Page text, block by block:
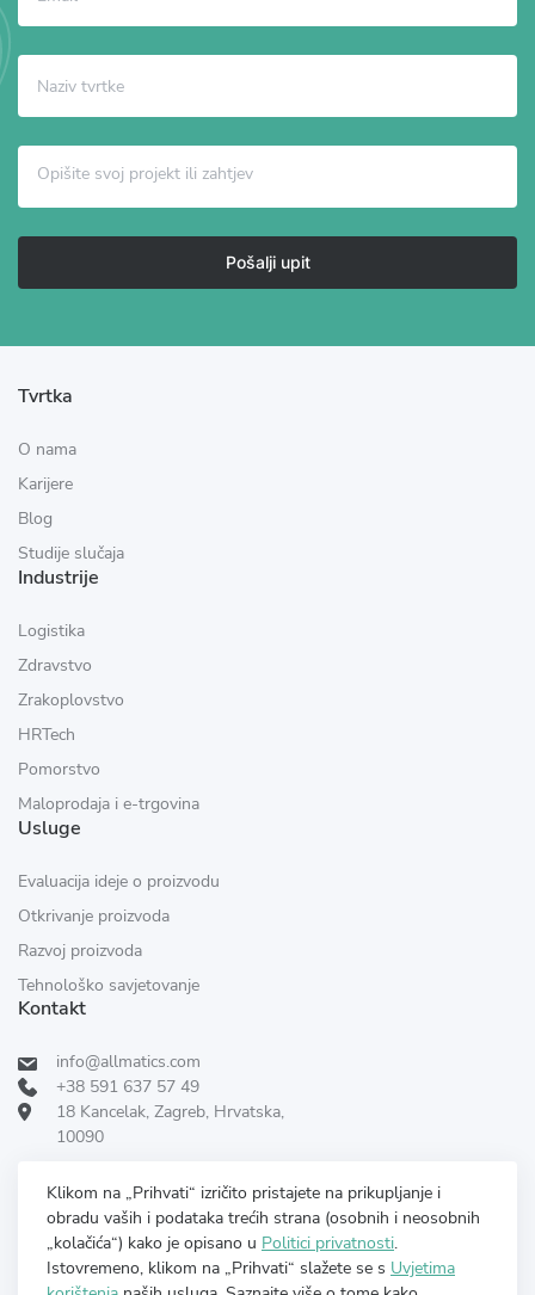
Klikom na „Prihvati“ izričito pristajete na prikupljanje i
obradu vaših i podataka trećih strana (osobnih i neosobnih
„kolačića“) kako je opisano u Politici privatnosti.
Istovremeno, klikom na „Prihvati“ slažete se s Uvjetima
Pošalji upit
Tvrtka
O nama
Karijere
Blog
Studije slučaja
Industrije
Logistika
Zdravstvo
Zrakoplovstvo
HRTech
Pomorstvo
Maloprodaja i e-trgovina
Usluge
Evaluacija ideje o proizvodu
Otkrivanje proizvoda
Razvoj proizvoda
Tehnološko savjetovanje
Kontakt
info@allmatics.com
+38 591 637 57 49
18 Kancelak, Zagreb, Hrvatska,
10090